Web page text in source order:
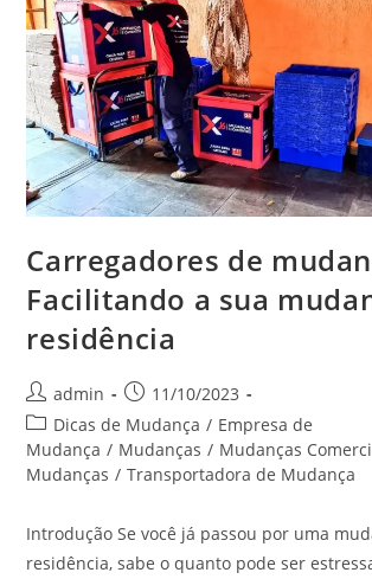
Carregadores de
Facilitando a sua
residência
admin
11/10/2023
Dicas de Mudança / Empresa de
Mudança / Mudanças / Mudanças
Mudanças / Transportadora de Mudança
Introdução Se você já passou por uma
residência, sabe o quanto pode ser